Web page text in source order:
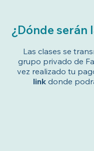
¿Dónde serán
Las clases se
grupo privado de
vez realizado tu
linkdonde